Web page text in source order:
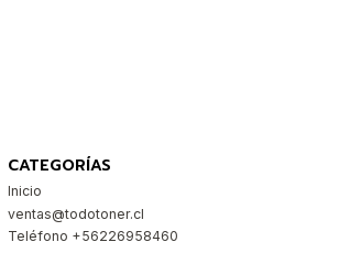
CATEGORÍAS
Inicio
ventas@todotoner.cl
Teléfono +56226958460